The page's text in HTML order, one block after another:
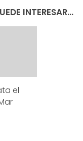
INTERESAR...
el